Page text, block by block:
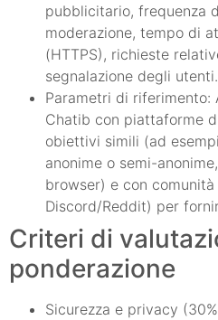
pubblicitario, frequenza
moderazione, tempo di
(HTTPS), richieste
segnalazione degli utenti.
Parametri di
Chatib con piattaforme
obiettivi simili (ad
anonime o semi-
browser) e con
Discord/Reddit) per
Criteri di
ponderazione
Sicurezza e privacy